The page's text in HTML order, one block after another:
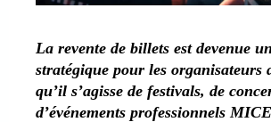
La revente de billets est devenue
stratégique pour les organisateurs
qu’il s’agisse de festivals, de
d’événements professionnels